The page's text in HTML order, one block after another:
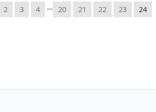
2 3 4 … 20 21 22 23
24